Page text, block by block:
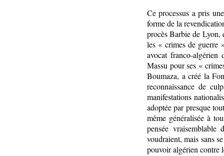
Ce processus a pris
forme de la
procès Barbie de Lyon,
les « crimes de guerre
avocat franco-
Massu pour ses «
Boumaza, a créé la
reconnaissance de
manifestations
adoptée par presque
même généralisée à
pensée
voudraient, mais sans
pouvoir algérien contre